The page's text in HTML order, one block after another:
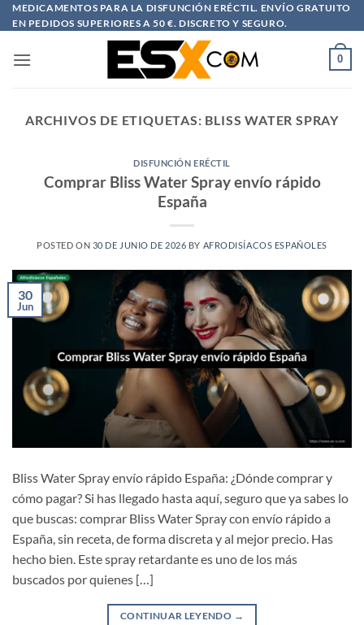
Saltar
al
MEDICAMENTOS PARA LA DISFUNCIÓN ERÉCTIL. ENVÍO GRATUITO
EN PEDIDOS SUPERIORES A 50 €. DISCRETO Y SEGURO.
0
ARCHIVOS DE ETIQUETAS: BLISS WATER SPRAY
DISFUNCIÓN ERÉCTIL
Comprar Bliss Water Spray envío rápido
España
POSTED ON 30 DE JUNIO DE 2026 BY AFRODISÍACOS ESPAÑOLES
30
Jun
Bliss Water Spray envío rápido España: ¿Dónde comprar y
cómo pagar? Si has llegado hasta aquí, seguro que ya sabes lo
que buscas: comprar Bliss Water Spray con envío rápido a
España, sin receta, de forma discreta y al mejor precio. Has
hecho bien. Este spray retardante es uno de los más
buscados por quienes […]
CONTINUAR LEYENDO →